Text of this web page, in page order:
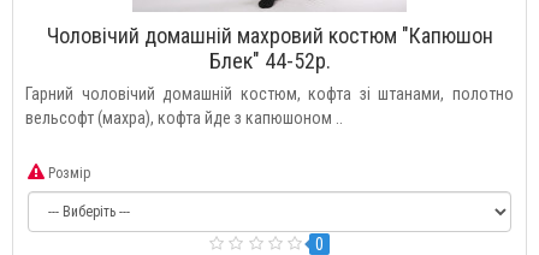
Чоловічий домашній махровий костюм "Капюшон
Блек" 44-52р.
Гарний чоловічий домашній костюм, кофта зі штанами, полотно
вельсофт (махра), кофта йде з капюшоном ..
Розмір
0